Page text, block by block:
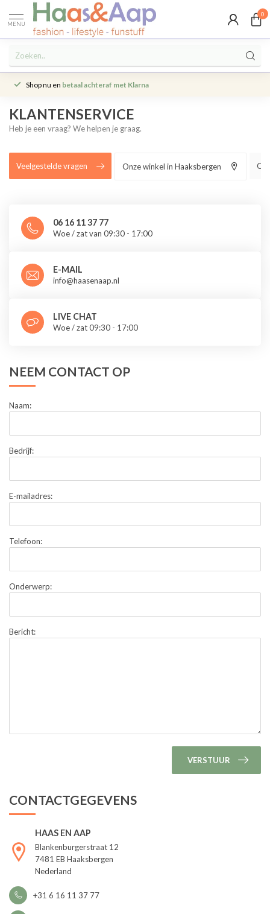
MENU
0
Shop nu en betaal achteraf met Klarna
KLANTENSERVICE
Heb je een vraag? We helpen je graag.
Veelgestelde vragen Onze winkel in Haaksbergen
06 16 11 37 77
Woe / zat van 09:30 - 17:00
E-MAIL
info@haasenaap.nl
LIVE CHAT
Woe / zat 09:30 - 17:00
NEEM CONTACT OP
Naam:
Bedrijf:
E-mailadres:
Telefoon:
Onderwerp:
Bericht:
VERSTUUR
CONTACTGEGEVENS
+31 6 16 11 37 77
HAAS EN AAP
Blankenburgerstraat 12
7481 EB Haaksbergen
Nederland